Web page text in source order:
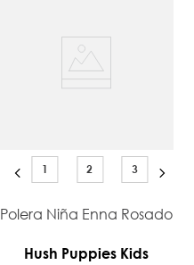
1 2 3
Polera Niña Enna Rosado
Hush Puppies Kids